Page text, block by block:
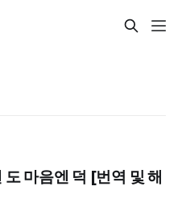
마음엔 덕 [번역 및 해